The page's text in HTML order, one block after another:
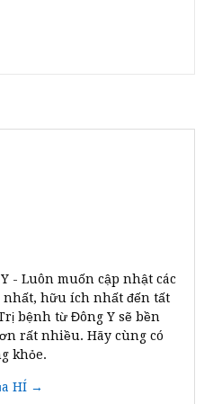
- Luôn muốn cập nhật các
nhất, hữu ích nhất đến tất
bệnh từ Đông Y sẽ bền
rất nhiều. Hãy cùng có
khỏe.
HÍ →